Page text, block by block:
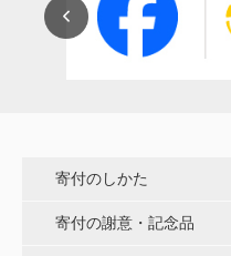
若い方々のために「イノ
世界のISAKI」を実現し
昨春に開催された小石
く、小石川植物園の維
寄付のしかた
寄付の謝意・記念品